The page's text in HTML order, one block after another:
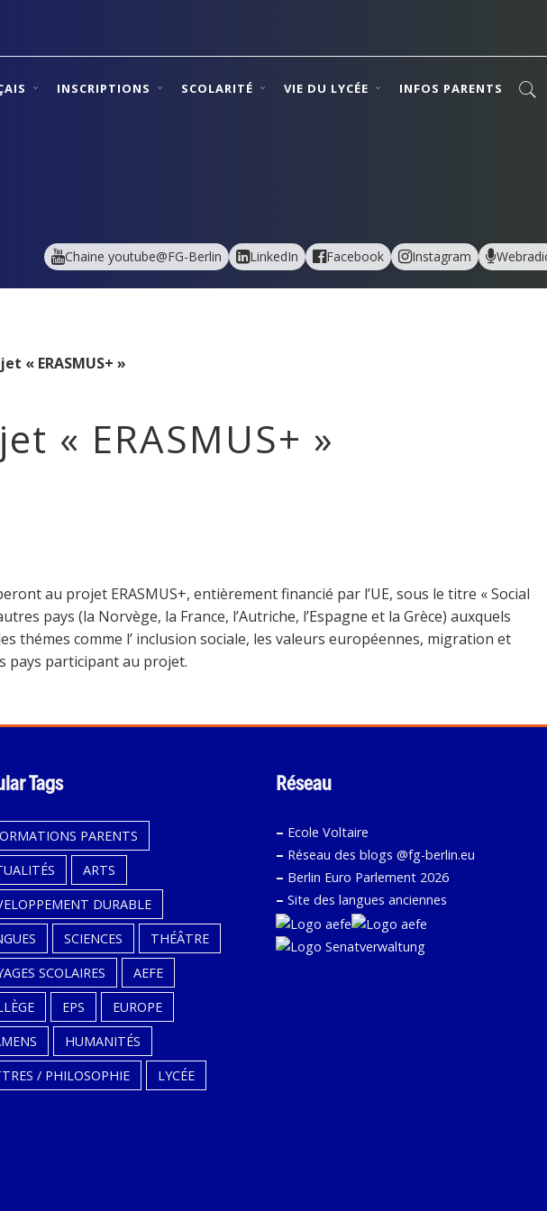
INSCRIPTIONS SCOLARITÉ VIE DU LYCÉE INFOS PARENTS
Chaine youtube@FG-Berlin LinkedIn Facebook Instagram
« ERASMUS+ »
« ERASMUS+ »
au projet ERASMUS+, entièrement financié par l’UE, sous le titre « Social
pays (la Norvège, la France, l’Autriche, l’Espagne et la Grèce) auxquels
comme l’ inclusion sociale, les valeurs européennes, migration et
pays participant au projet.
Tags
PARENTS
ARTS
DURABLE
SCIENCES
THÉÂTRE
SCOLAIRES
AEFE
EPS
EUROPE
HUMANITÉS
/ PHILOSOPHIE
LYCÉE
Réseau
– Ecole Voltaire
– Réseau des blogs @fg-berlin.eu
– Berlin Euro Parlement 2026
– Site des langues anciennes